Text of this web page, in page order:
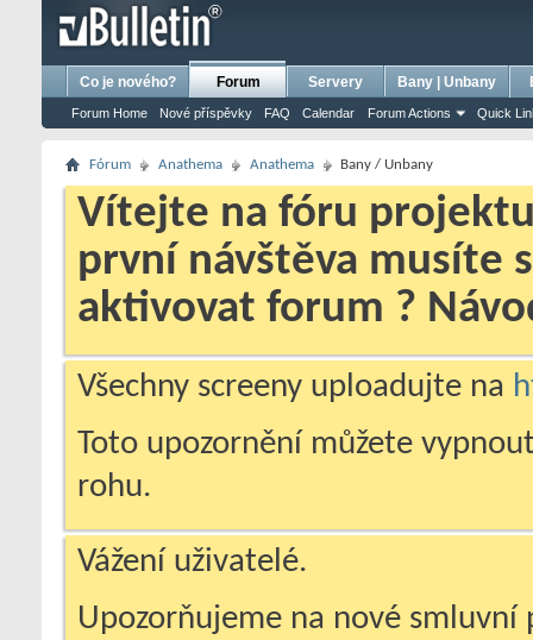
Co je nového? Forum
Forum Home Nové příspěvky FAQ Calendar Forum Actions Quick
Servery Bany | Unbany
Fórum Anathema Anathema Bany / Unbany
Vítejte na fóru projektu
první návštěva musíte
aktivovat forum ?
Všechny screeny uploadujte na
Toto upozornění můžete
rohu.
Vážení uživatelé.
Upozorňujeme na nové smluvní